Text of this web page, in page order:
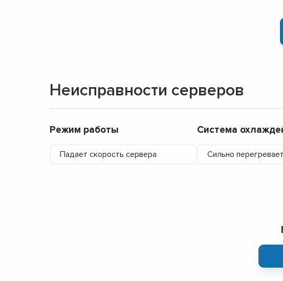
Неисправности серверов
Режим работы
Падает скорость сервера
Система
Сильно